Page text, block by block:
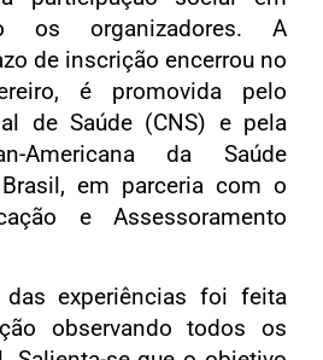
os organizadores. A
de inscrição encerrou no
é promovida pelo
de Saúde (CNS) e pela
Americana da Saúde
em parceria com o
e Assessoramento
das experiências foi feita
observando todos os